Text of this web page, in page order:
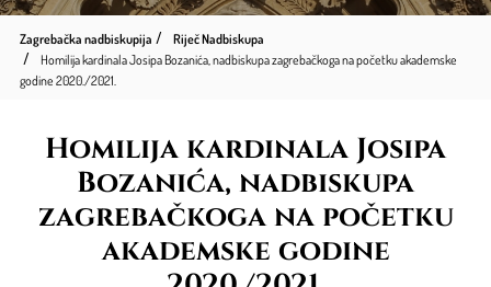
Zagrebačka nadbiskupija
Riječ Nadbiskupa
Homilija kardinala Josipa Bozanića, nadbiskupa zagrebačkoga na početku akademske
godine 2020./2021.
Homilija kardinala Josipa
Bozanića, nadbiskupa
zagrebačkoga na početku
akademske godine